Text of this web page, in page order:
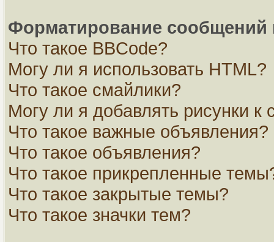
Форматирование сообщений
Что такое BBCode?
Могу ли я использовать HTML?
Что такое смайлики?
Могу ли я добавлять рисунки
Что такое важные объявления?
Что такое объявления?
Что такое прикрепленные
Что такое закрытые темы?
Что такое значки тем?